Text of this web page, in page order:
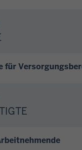
für